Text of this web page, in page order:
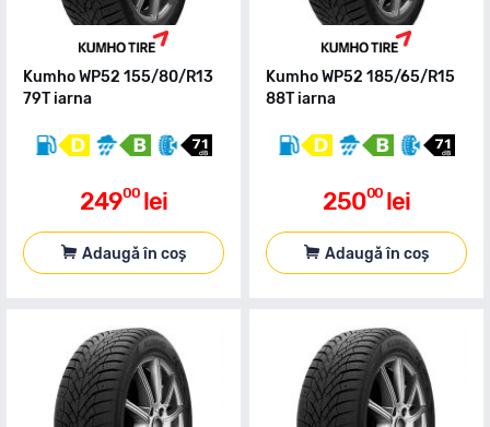
Kumho WP52 155/80/R13
79T iarna
24900 lei
Adaugă în coș
Kumho WP52 185/65/R15
88T iarna
25000 lei
Adaugă în coș